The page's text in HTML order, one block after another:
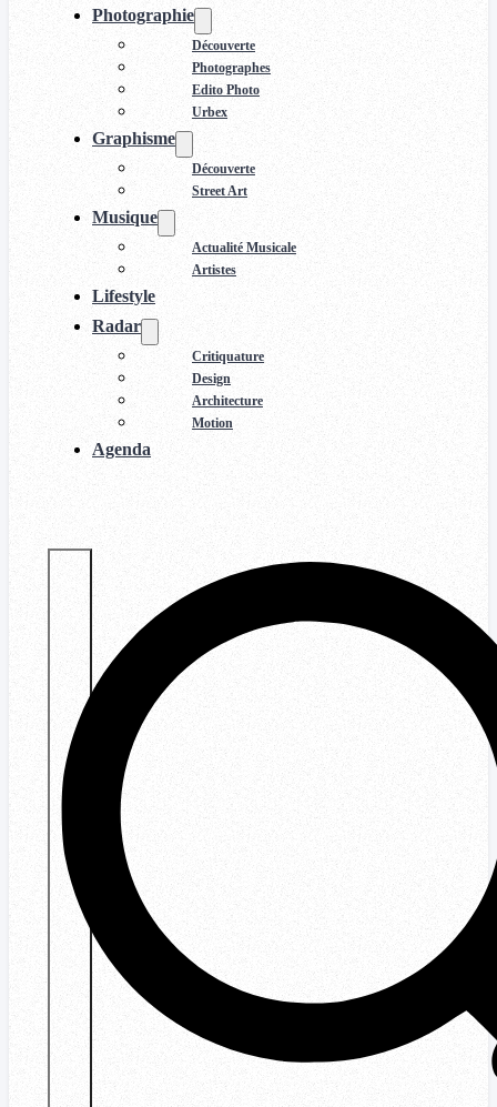
Photographie
Découverte
Photographes
Edito Photo
Urbex
Graphisme
Découverte
Street Art
Musique
Actualité Musicale
Artistes
Lifestyle
Radar
Critiquature
Design
Architecture
Motion
Agenda